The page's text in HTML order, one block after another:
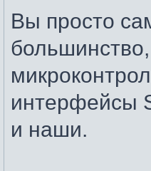
Вы просто
интерфейсы
и наши.